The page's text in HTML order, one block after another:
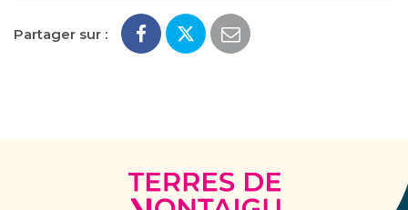
Partager sur :
Terres
de